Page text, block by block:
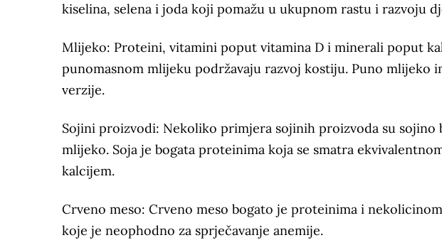
kiselina, selena i joda koji pomažu u ukupnom rastu i razvoju
Mlijeko: Proteini, vitamini poput vitamina D i minerali poput
punomasnom mlijeku podržavaju razvoj kostiju. Puno mlijeko
verzije.
Sojini proizvodi: Nekoliko primjera sojinih proizvoda su sojino
mlijeko. Soja je bogata proteinima koja se smatra
kalcijem.
Crveno meso: Crveno meso bogato je proteinima i
koje je neophodno za sprječavanje anemije.